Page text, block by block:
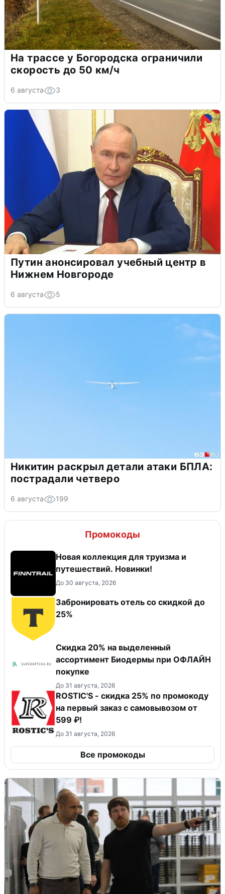
На трассе у Богородска ограничили
скорость до 50 км/ч
6 августа 3
Путин анонсировал учебный центр в
Нижнем Новгороде
6 августа 5
Никитин раскрыл детали атаки БПЛА:
пострадали четверо
6 августа 199
Промокоды
Новая коллекция для труизма и
путешествий. Новинки!
До 30 августа, 2026
Забронировать отель со скидкой до
25%
Скидка 20% на выделенный
ассортимент Биодермы при ОФЛАЙН
покупке
До 31 августа, 2026
ROSTIC'S - скидка 25% по промокоду
на первый заказ с самовывозом от
599 ₽!
До 31 августа, 2026
Все промокоды